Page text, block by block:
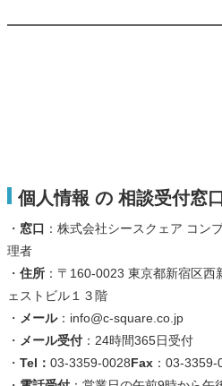
個人情報 の 相談受付窓口
・ 窓口 ：株式会社シースクェア コン
理者
・ 住所：〒160-0023 東京都新宿区
ェストビル１３階
・ メール：info@c-square.co.jp
・ メール受付：24時間365日受付
・ Tel： 03-3359-0028Fax：03-3359-